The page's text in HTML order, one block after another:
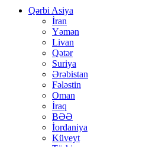
Qərbi Asiya
İran
Yəmən
Livan
Qətər
Suriya
Ərəbistan
Fələstin
Oman
İraq
BƏƏ
İordaniya
Küveyt